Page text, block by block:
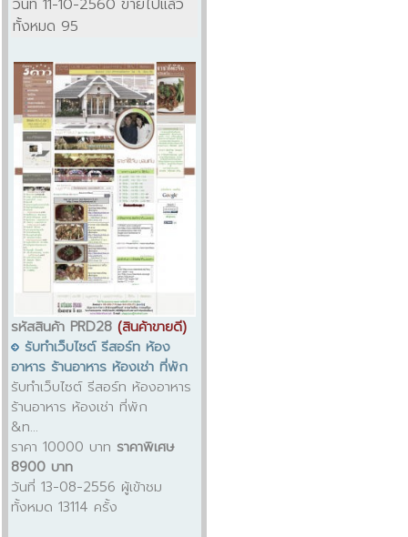
วันที่ 11-10-2560 ขายไปแล้ว
ทั้งหมด 95
รหัสสินค้า PRD28 (สินค้าขายดี)
รับทำเว็บไซต์ รีสอร์ท ห้อง
อาหาร ร้านอาหาร ห้องเช่า ที่พัก
รับทำเว็บไซต์ รีสอร์ท ห้องอาหาร
ร้านอาหาร ห้องเช่า ที่พัก
&n...
ราคา 10000 บาท ราคาพิเศษ
8900 บาท
วันที่ 13-08-2556 ผู้เข้าชม
ทั้งหมด 13114 ครั้ง